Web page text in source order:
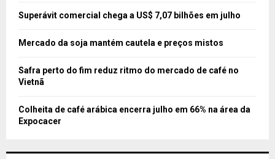
Superávit comercial chega a US$ 7,07 bilhões em julho
Mercado da soja mantém cautela e preços mistos
Safra perto do fim reduz ritmo do mercado de café no
Vietnã
Colheita de café arábica encerra julho em 66% na área da
Expocacer